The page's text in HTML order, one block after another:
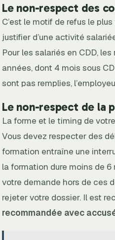
Le non-respect des
C’est le motif de refus le
justifier d’une activité
Pour les salariés en CDD,
années, dont 4 mois sous
sont pas remplies,
Le non-respect de la
La forme et le timing de
Vous devez respecter des
formation entraîne une
la formation dure moins de
votre demande hors de ces
rejeter votre dossier. Il est
recommandée avec